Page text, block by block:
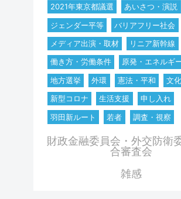
2021年東京都議選
あいさつ・演説
ジェンダー平等
バリアフリー社会
メディア出演・取材
リニア新幹線
働き方・労働条件
原発・エネルギ
地方選挙
外環 憲法・平和
文
新型コロナ
生活支援
申し入れ
羽田新ルート
若者 調査・視察
財政金融委員会・外交防衛
合審査会
雑感